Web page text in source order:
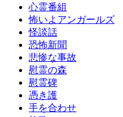
心霊番組
怖いよアンガールズ
怪談話
恐怖新聞
悲惨な事故
慰霊の森
慰霊碑
憑き護
手を合わせ